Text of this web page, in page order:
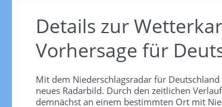
Details zur
Vorhersage für
Mit dem Niederschlagsradar für
neues Radarbild. Durch den zeitlichen
demnächst an einem bestimmten Ort mit